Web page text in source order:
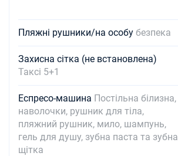
Пляжні рушники/на особу безпека
Захисна сітка (не встановлена)
Таксі 5+1
Еспресо-машина Постільна білизна,
наволочки, рушник для тіла,
пляжний рушник, мило, шампунь,
гель для душу, зубна паста та зубна
щітка